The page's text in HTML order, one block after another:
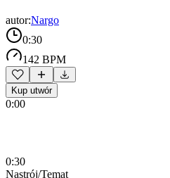
autor:Nargo
0:30
142 BPM
Kup utwór
0:00
0:30
Nastrój/Temat